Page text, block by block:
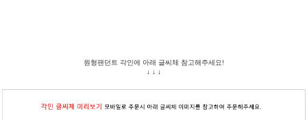
원형팬던트 각인에 아래 글씨체 참고해주세요!
↓ ↓ ↓